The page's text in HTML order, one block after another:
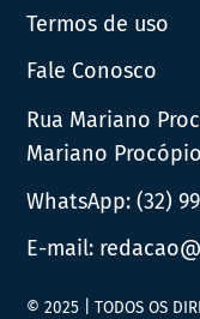
Termos de uso
Fale Conosco
Rua Mariano
Mariano Procópio
WhatsApp:(32)
E-mail:
© 2025 | TODOS OS